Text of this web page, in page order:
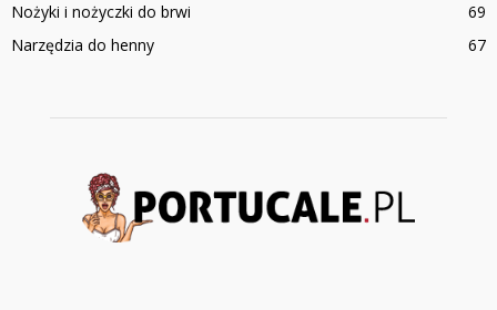
Nożyki i nożyczki do brwi
69
Narzędzia do henny
67